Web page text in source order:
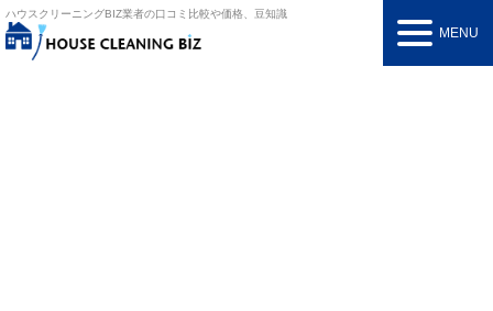
ハウスクリーニングBIZ業者の口コミ比較や価格、豆知識
MENU